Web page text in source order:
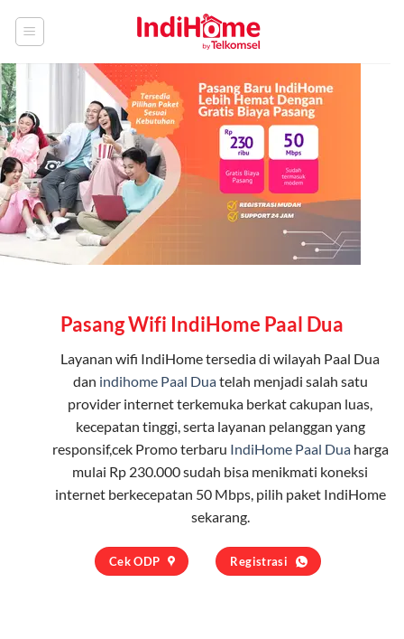
Pasang Wifi IndiHome Paal Dua
Layanan wifi IndiHometersedia di wilayah Paal Dua
dan indihome Paal Duatelah menjadi salah satu
provider internet terkemuka berkat cakupan luas,
kecepatan tinggi, serta layanan pelanggan yang
responsif,cek Promo terbaru IndiHome Paal Duaharga
mulai Rp 230.000 sudah bisa menikmati koneksi
internet berkecepatan 50 Mbps, pilih paket IndiHome
sekarang.
Cek ODP Registrasi